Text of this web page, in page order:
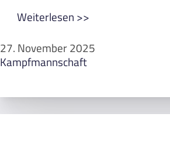
Weiterlesen >>
27. November 2025
Kampfmannschaft